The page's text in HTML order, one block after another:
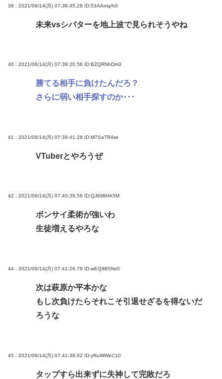
39 : 2021/06/14(月) 07:38:45.28 ID:53AAmq/h0
未来vsシバターを地上波で見られそうやね
40 : 2021/06/14(月) 07:39:20.56 ID:BZQRNhDm0
勝てる相手に負けたんだろ？
さらに弱い相手探すのか･･･
41 : 2021/06/14(月) 07:39:41.28 ID:M7SaTR4wr
VTuberとやろうぜ
42 : 2021/06/14(月) 07:40:39.56 ID:QJ6MIHA5M
ボンサイ柔術が強いわ
生徒増えるやろな
44 : 2021/06/14(月) 07:41:26.79 ID:wEQ9B5Nz0
次は萩原か平本かな
もし次負けたらそれこそ引退せざるを得ないだ
ろうな
45 : 2021/06/14(月) 07:41:38.92 ID:yRuWWeC10
タップすら出来ずに失神して完敗だろ